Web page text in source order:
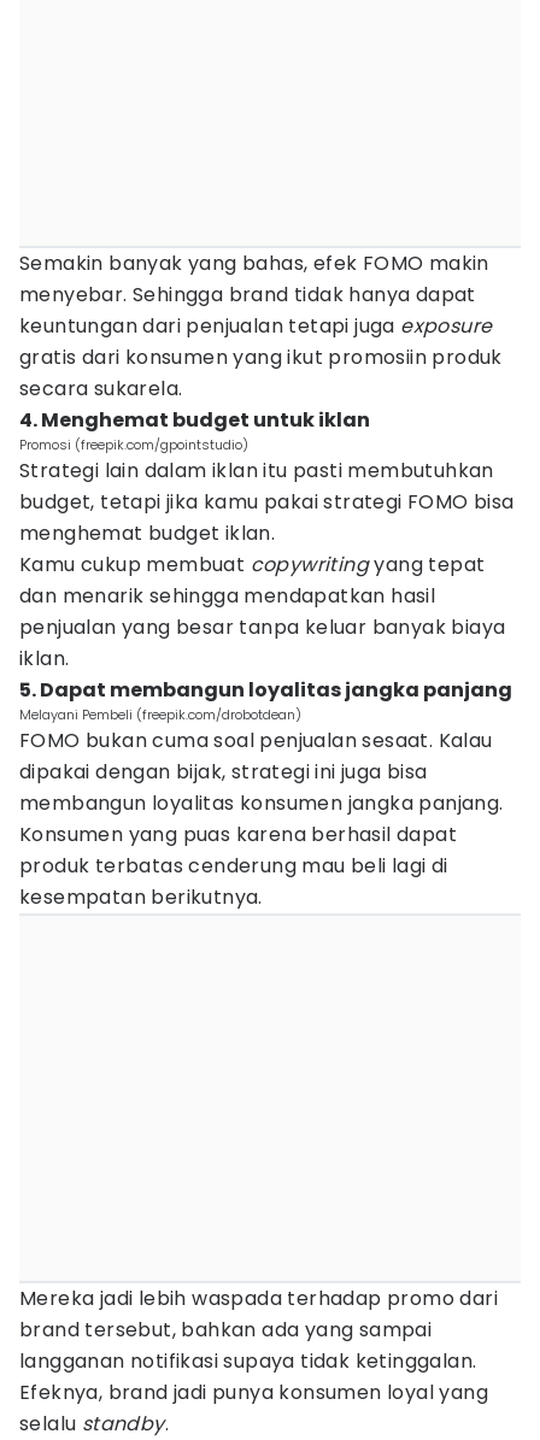
Semakin banyak yang bahas, efek FOMO makin
menyebar. Sehingga brand tidak hanya dapat
keuntungan dari penjualan tetapi juga exposure
gratis dari konsumen yang ikut promosiin produk
secara sukarela.
4. Menghemat budget untuk iklan
Promosi (freepik.com/gpointstudio)
Strategi lain dalam iklan itu pasti membutuhkan
budget, tetapi jika kamu pakai strategi FOMO bisa
menghemat budget iklan.
Kamu cukup membuat copywritingyang tepat
dan menarik sehingga mendapatkan hasil
penjualan yang besar tanpa keluar banyak biaya
iklan.
5. Dapat membangun loyalitas jangka panjang
Melayani Pembeli (freepik.com/drobotdean)
FOMO bukan cuma soal penjualan sesaat. Kalau
dipakai dengan bijak, strategi ini juga bisa
membangun loyalitas konsumen jangka panjang.
Konsumen yang puas karena berhasil dapat
produk terbatas cenderung mau beli lagi di
kesempatan berikutnya.
Mereka jadi lebih waspada terhadap promo dari
brand tersebut, bahkan ada yang sampai
langganan notifikasi supaya tidak ketinggalan.
Efeknya, brand jadi punya konsumen loyal yang
selalu standby.